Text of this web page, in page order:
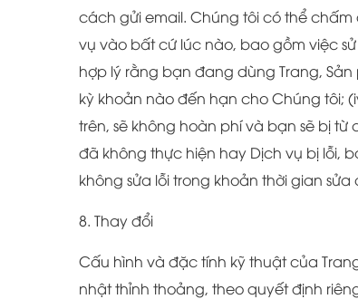
cách gửi email. Chúng tôi có thể
vụ vào bất cứ lúc nào, bao gồm việc
hợp lý rằng bạn đang dùng Trang,
kỳ khoản nào đến hạn cho Chúng tôi;
trên, sẽ không hoàn phí và bạn sẽ bị
đã không thực hiện hay Dịch vụ bị lỗi,
không sửa lỗi trong khoản thời gian
8. Thay đổi
Cấu hình và đặc tính kỹ thuật của
nhật thỉnh thoảng, theo quyết định